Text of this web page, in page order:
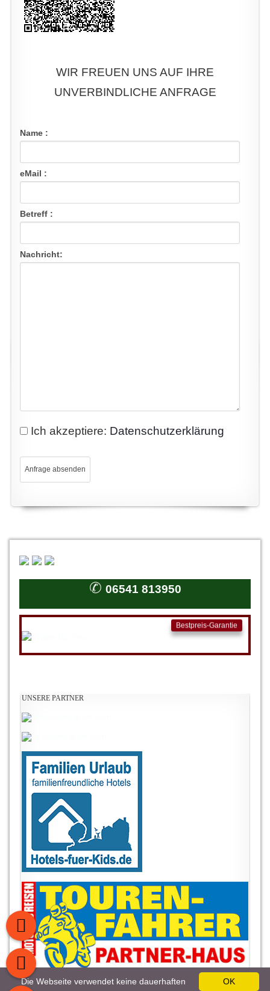
✆ 06541 813950
Bestpreis-Garantie
UNSERE PARTNER
WIR FREUEN UNS AUF IHRE
UNVERBINDLICHE ANFRAGE
Name :
eMail :
Betreff :
Nachricht:
Ich akzeptiere: Datenschutzerklärung
OK
Die Webseite verwendet keine dauerhaften